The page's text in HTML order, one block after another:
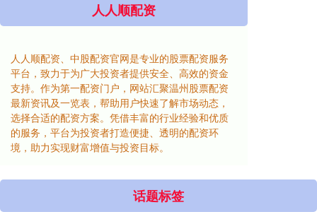
人人顺配资
人人顺配资、中股配资官网是专业的股票配资服务
平台，致力于为广大投资者提供安全、高效的资金
支持。作为第一配资门户，网站汇聚温州股票配资
最新资讯及一览表，帮助用户快速了解市场动态，
选择合适的配资方案。凭借丰富的行业经验和优质
的服务，平台为投资者打造便捷、透明的配资环
境，助力实现财富增值与投资目标。
话题标签